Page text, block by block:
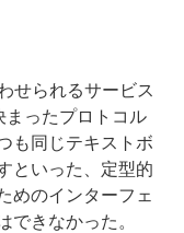
せられるサービス
まったプロトコル
も同じテキストボ
といった、定型的
めのインターフェ
できなかった。